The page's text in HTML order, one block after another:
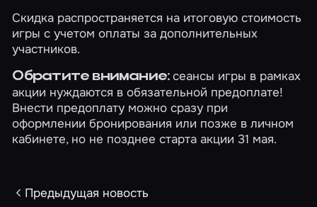
Скидка распространяется на итоговую стоимость
игры с учетом оплаты за дополнительных
участников.
Обратите внимание:сеансы игры в рамках
акции нуждаются в обязательной предоплате!
Внести предоплату можно сразу при
оформлении бронирования или позже вличном
кабинете, но не позднее старта акции 31 мая.
Предыдущая новость